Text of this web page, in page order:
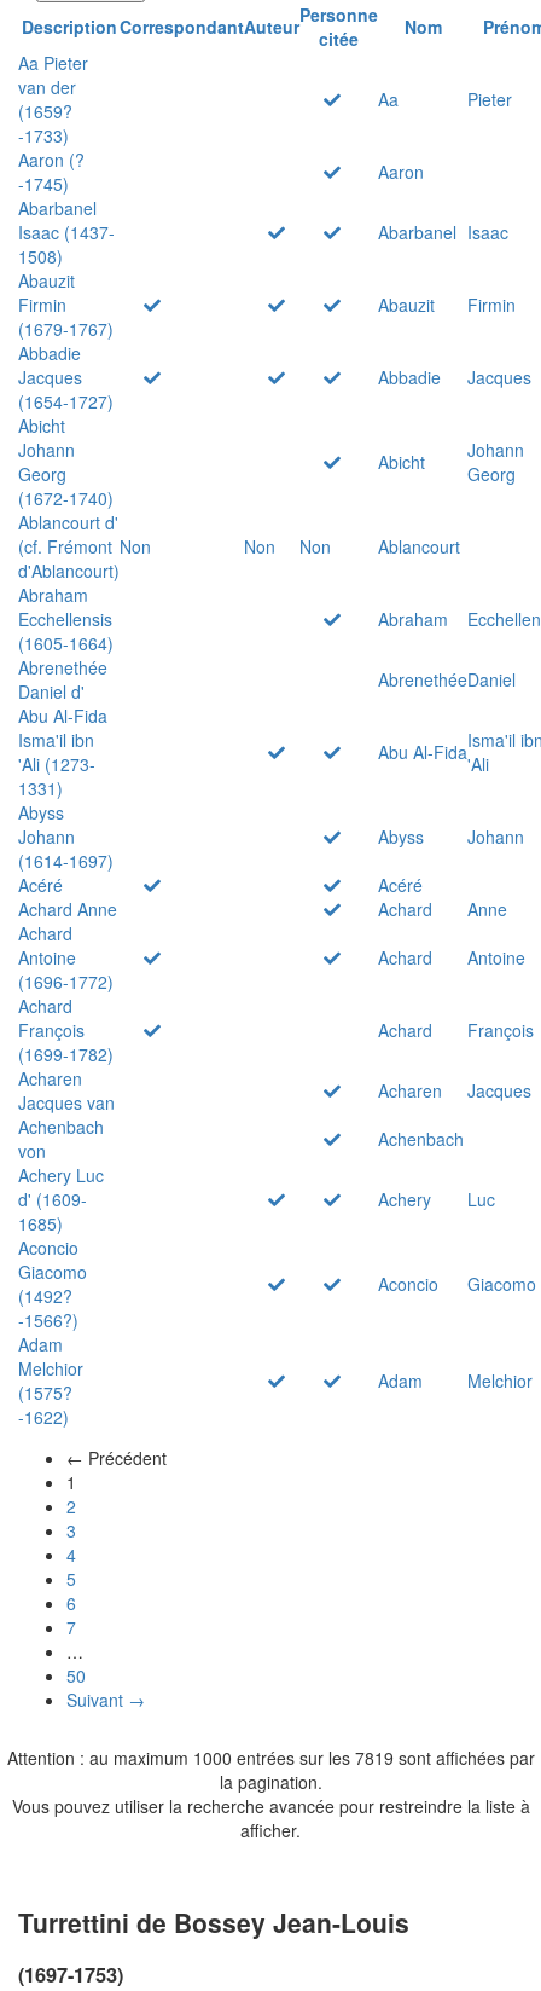
DescriptionCorrespondantAuteurPersonne
citée
Nom
Aa Pieter
van der
(1659?
-1733)
Aa Pieter
Aaron (?
-1745)
Aaron
Abarbanel
Isaac (1437-
1508)
Abarbanel Isaac
Abauzit
Firmin
(1679-1767)
Abauzit
Firmin
Abbadie
Jacques
(1654-1727)
Abbadie
Jacques
Abicht
Johann
Georg
(1672-1740)
Abicht
Johann
Georg
Ablancourt d'
(cf. Frémont
d'Ablancourt)
Non Non Non
Ablancourt
Abraham
Ecchellensis
(1605-1664)
Abraham
Abrenethée
Daniel d'
AbrenethéeDaniel
Abu Al-Fida
Isma'il ibn
'Ali (1273-
1331)
Abu Al-FidaIsma'il
'Ali
Abyss
Johann
(1614-1697)
Abyss
Johann
Acéré
Acéré
Achard Anne
Achard
Anne
Achard
Antoine
(1696-1772)
Achard
Antoine
Achard
François
(1699-1782)
Achard
François
Acharen
Jacques van
Acharen
Jacques
Achenbach
von
Achenbach
Achery Luc
d' (1609-
1685)
Achery
Luc
Aconcio
Giacomo
(1492?
-1566?)
Aconcio Giacomo
Adam
Melchior
(1575?
-1622)
Adam Melchior
← Précédent
1
2
3
4
5
6
7
…
50
Suivant →
Attention : au maximum 1000 entrées sur les 7819 sont affichées par
la pagination.
Vous pouvez utiliser la recherche avancée pour restreindre la liste à
afficher.
Turrettini de Bossey Jean-Louis
(1697-1753)